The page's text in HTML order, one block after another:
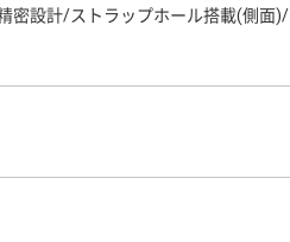
密設計/ストラップホール搭載(側面)/